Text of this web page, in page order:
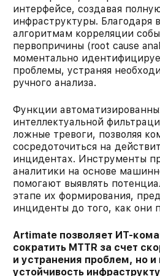
интерфейсе, создавая
инфраструктуры. Благодаря
алгоритмам корреляции
первопричины (root cause
моментально
проблемы, устраняя
ручного анализа.
Функции
интеллектуальной
ложные тревоги, позволяя
сосредоточиться на
инцидентах. Инструменты
аналитики на основе
помогают выявлять
этапе их формирования,
инциденты до того, как они
Artimate позволяет ИТ-
сократить MTTR за счет
и устранения проблем, но
устойчивость